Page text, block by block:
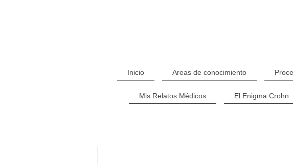
Inicio Areas de conocimiento
Mis Relatos Médicos El Enigma Crohn